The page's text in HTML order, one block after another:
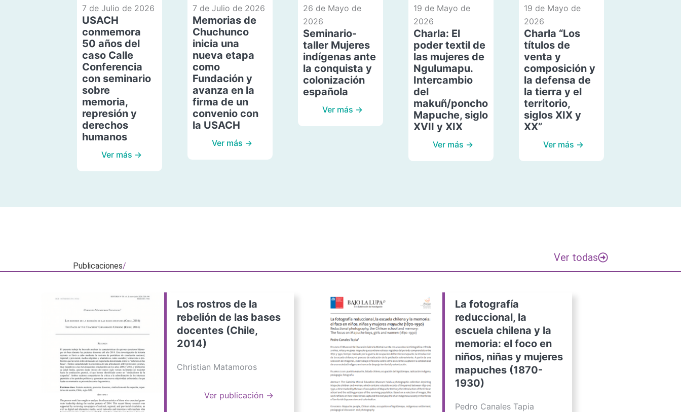
7 de Julio de 2026
USACH
conmemora
50 años del
caso Calle
Conferencia
con seminario
sobre
memoria,
represión y
derechos
humanos
Ver más →
7 de Julio de 2026
Memorias de
Chuchunco
inicia una
nueva etapa
como
Fundación y
avanza en la
firma de un
convenio con
la USACH
Ver más →
26 de Mayo de
2026
Seminario-
taller Mujeres
indígenas ante
la conquista y
colonización
española
Ver más →
19 de Mayo de
2026
Charla: El
poder textil de
las mujeres de
Ngulumapu.
Intercambio
del
makuñ/poncho
Mapuche, siglo
XVII y XIX
Ver más →
19 de Mayo de
2026
Charla “Los
títulos de
venta y
composición y
la defensa de
la tierra y el
territorio,
siglos XIX y
XX”
Ver más →
Publicaciones/
Ver todas
Los rostros de la
rebelión de las bases
docentes (Chile,
2014)
Christian Matamoros
Ver publicación →
La fotografía
reduccional, la
escuela chilena y la
memoria: el foco en
niños, niñas y mujeres
mapuches (1870-
1930)
Pedro Canales Tapia